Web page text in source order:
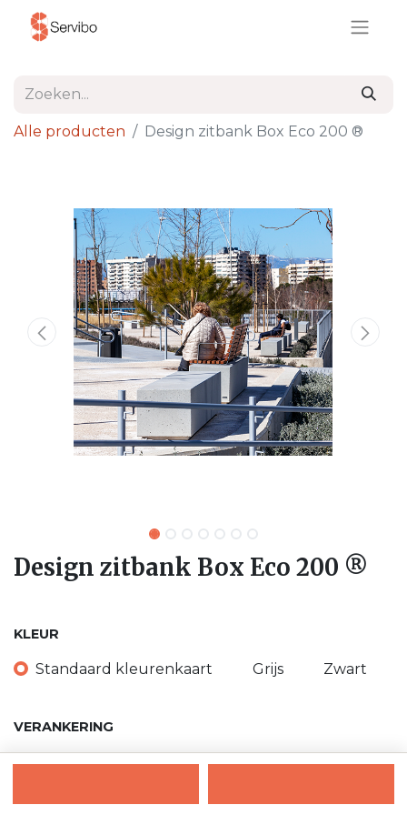
Alle producten Design zitbank Box Eco 200 ®
Design zitbank Box Eco 200 ®
KLEUR
Standaard kleurenkaart Grijs Zwart
VERANKERING
vrijstaand